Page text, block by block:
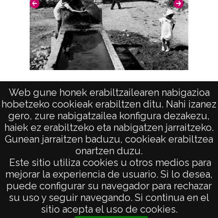
Web gune honek erabiltzailearen nabigazioa
hobetzeko cookieak erabiltzen ditu. Nahi izanez
gero, zure nabigatzailea konfigura dezakezu,
haiek ez erabiltzeko eta nabigatzen jarraitzeko.
Gunean jarraitzen baduzu, cookieak erabiltzea
onartzen duzu.
Este sitio utiliza cookies u otros medios para
mejorar la experiencia de usuario. Si lo desea,
puede configurar su navegador para rechazar
su uso y seguir navegando. Si continua en el
sitio acepta el uso de cookies.
CC BY-NC-SA 4.0
AVISO LEGAL
POLÍTICA DE PRIVACIDAD
ACCESIBILIDAD
ATENCIÓN CIUDADANA